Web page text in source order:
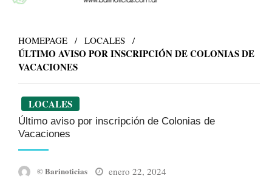
HOMEPAGE LOCALES
ÚLTIMO AVISO POR INSCRIPCIÓN DE COLONIAS DE
VACACIONES
LOCALES
Último aviso por inscripción de Colonias de
Vacaciones
© Barinoticias
Posted
enero 22, 2024